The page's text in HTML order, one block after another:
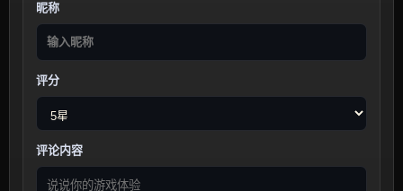
昵称
评分
评论内容